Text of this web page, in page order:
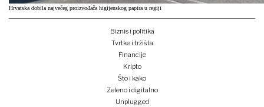
Hrvatska dobila najvećeg proizvođača higijenskog papira u regiji
Biznis i politika
Tvrtke i tržišta
Financije
Kripto
Što i kako
Zeleno i digitalno
Unplugged